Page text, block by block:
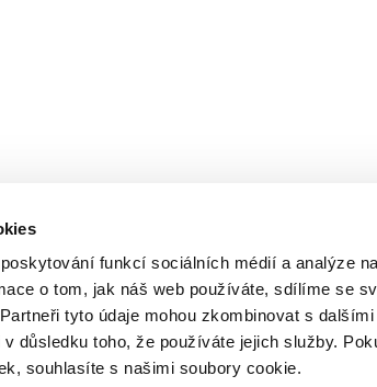
funkcí sociálních médií a analýze
o tom, jak náš web používáte, sdílíme se
tyto údaje mohou zkombinovat s
důsledku toho, že používáte jejich služby.
souhlasíte s našimi soubory cookie.